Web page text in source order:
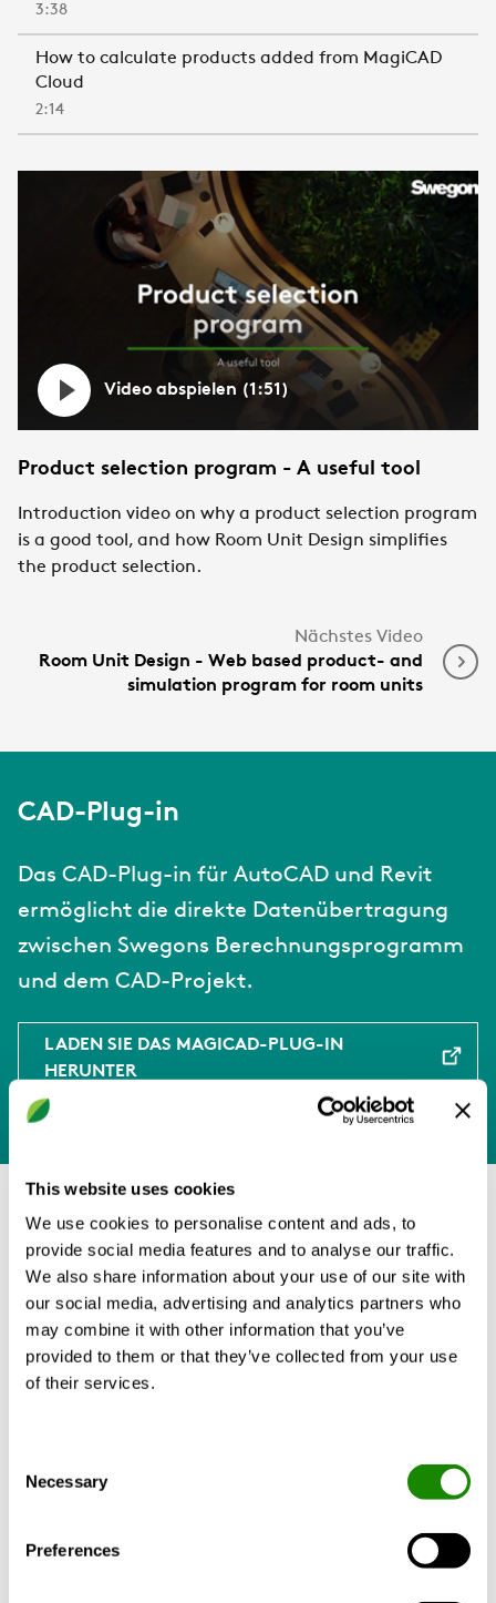
This website uses cookies
We use cookies to personalise content and ads, to
provide social media features and to analyse our traffic.
We also share information about your use of our site with
our social media, advertising and analytics partners who
may combine it with other information that you’ve
provided to them or that they’ve collected from your use
of their services.
Selection
Necessary
Preferences
3:38
How to calculate products added from MagiCAD
Cloud
2:14
Video abspielen (1:51)
Product selection program - A useful tool
Introduction video on why a product selection program
is a good tool, and how Room Unit Design simplifies
the product selection.
Nächstes Video
Room Unit Design - Web based product- and
simulation program for room units
CAD-Plug-in
Das CAD-Plug-in für AutoCAD und Revit
ermöglicht die direkte Datenübertragung
zwischen Swegons Berechnungsprogramm
und dem CAD-Projekt.
LADEN SIE DAS MAGICAD-PLUG-IN
HERUNTER
Room Unit Design über SPC oder
ESBO
Auf Room Unit Design kann über einen Link
im Single Product Calculator (SPC) oder in
Produktseite, um zu SPC zu gelangen oder